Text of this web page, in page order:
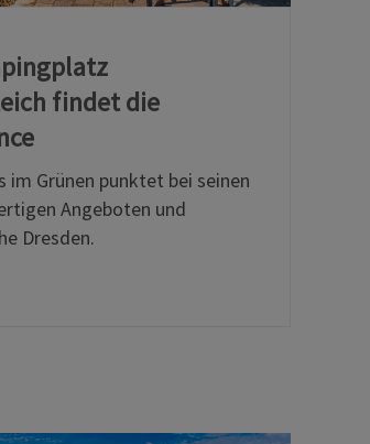
findet die
im Grünen punktet bei seinen
Angeboten und
Dresden.